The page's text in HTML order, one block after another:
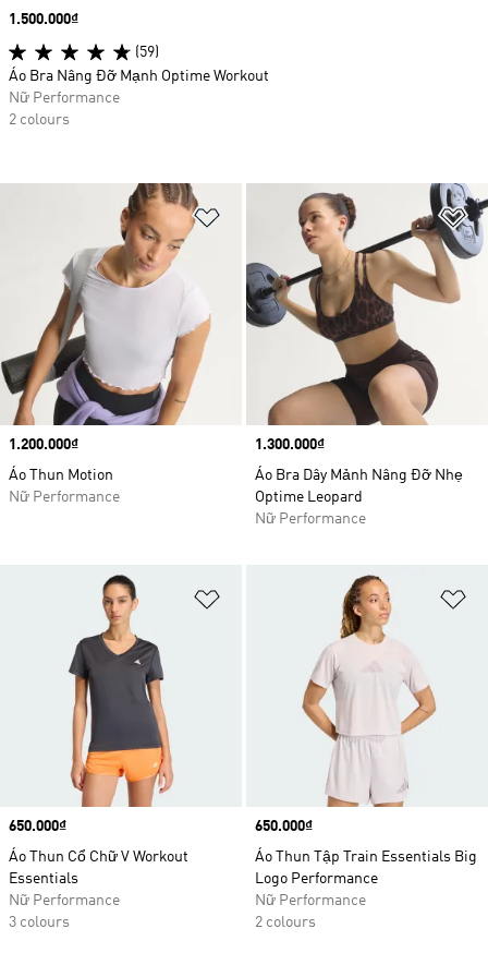
Add to Wishlist
Price
1.200.000₫
Áo Thun Motion
Nữ Performance
Price
1.300.000₫
Áo Bra Dây Mảnh Nâng Đỡ Nhẹ
Optime Leopard
Nữ Performance
Price
650.000₫
Áo Thun Cổ Chữ V Workout
Essentials
Nữ Performance
3 colours
Price
650.000₫
Áo Thun Tập Train Essentials Big
Logo Performance
Nữ Performance
2 colours
Price
1.500.000₫
(59)
Áo Bra Nâng Đỡ Mạnh Optime Workout
Nữ Performance
2 colours